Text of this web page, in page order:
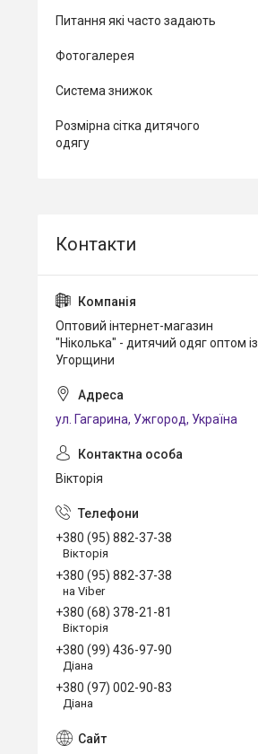
Питання які часто задають
Фотогалерея
Система знижок
Розмірна сітка дитячого
одягу
Оптовий інтернет-магазин
"Ніколька" - дитячий одяг оптом із
Угорщини
ул. Гагарина, Ужгород, Україна
Вікторія
+380 (95) 882-37-38
Вікторія
+380 (95) 882-37-38
на Viber
+380 (68) 378-21-81
Вікторія
+380 (99) 436-97-90
Діана
+380 (97) 002-90-83
Діана